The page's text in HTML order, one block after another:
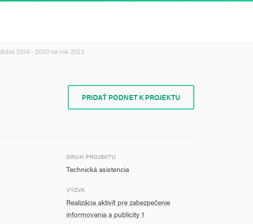
2014 - 2020 na rok 2023
PRIDAŤ PODNET K PROJEKTU
DRUH PROJEKTU
Technická asistencia
VÝZVA
Realizácia aktivít pre zabezpečenie
informovania a publicity 1